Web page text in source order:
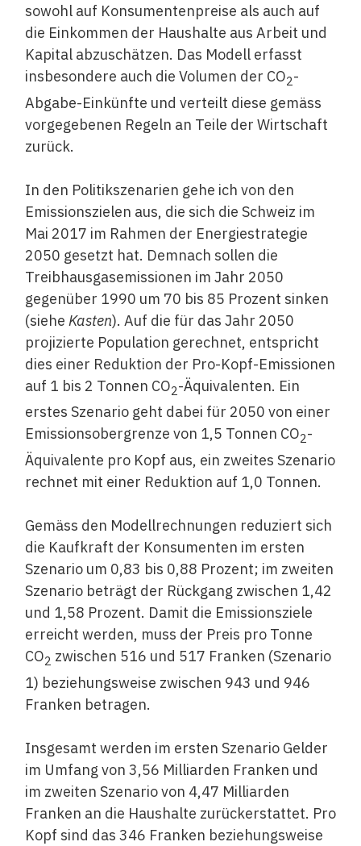
sowohl auf Konsumentenpreise als auch auf
die Einkommen der Haushalte aus Arbeit und
Kapital abzuschätzen. Das Modell erfasst
insbesondere auch die Volumen der CO2-
Abgabe-Einkünfte und verteilt diese gemäss
vorgegebenen Regeln an Teile der Wirtschaft
zurück.
In den Politikszenarien gehe ich von den
Emissionszielen aus, die sich die Schweiz im
Mai 2017 im Rahmen der Energiestrategie
2050 gesetzt hat. Demnach sollen die
Treibhausgasemissionen im Jahr 2050
gegenüber 1990 um 70 bis 85 Prozent sinken
(siehe Kasten). Auf die für das Jahr 2050
projizierte Population gerechnet, entspricht
dies einer Reduktion der Pro-Kopf-Emissionen
auf 1 bis 2 Tonnen CO2-Äquivalenten. Ein
erstes Szenario geht dabei für 2050 von einer
Emissionsobergrenze von 1,5 Tonnen CO2-
Äquivalente pro Kopf aus, ein zweites Szenario
rechnet mit einer Reduktion auf 1,0 Tonnen.
Gemäss den Modellrechnungen reduziert sich
die Kaufkraft der Konsumenten im ersten
Szenario um 0,83 bis 0,88 Prozent; im zweiten
Szenario beträgt der Rückgang zwischen 1,42
und 1,58 Prozent. Damit die Emissionsziele
erreicht werden, muss der Preis pro Tonne
CO2 zwischen 516 und 517 Franken (Szenario
1) beziehungsweise zwischen 943 und 946
Franken betragen.
Insgesamt werden im ersten Szenario Gelder
im Umfang von 3,56 Milliarden Franken und
im zweiten Szenario von 4,47 Milliarden
Franken an die Haushalte zurückerstattet. Pro
Kopf sind das 346 Franken beziehungsweise